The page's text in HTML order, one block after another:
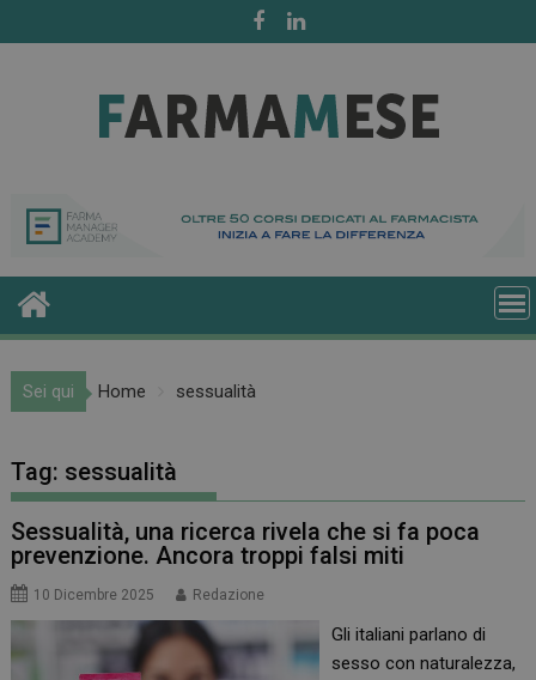
to
Sei qui Home sessualità
Tag: sessualità
Sessualità, una ricerca rivela che si fa poca
prevenzione. Ancora troppi falsi miti
10 Dicembre 2025 Redazione
Gli italiani parlano di
sesso con naturalezza,